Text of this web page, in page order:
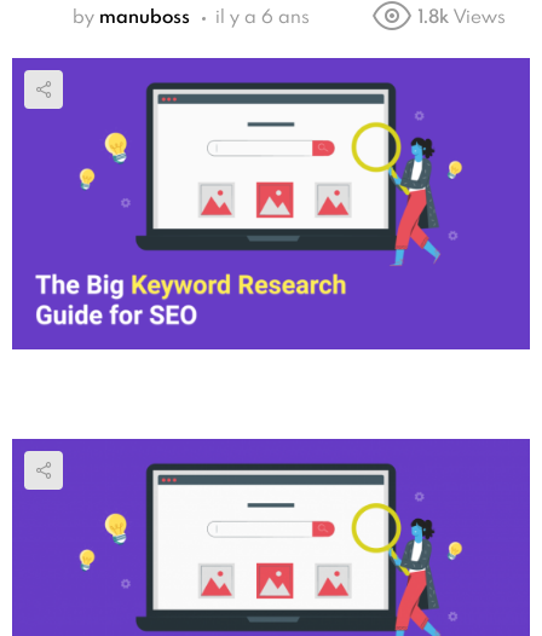
by manuboss il y a 6 ans 1.8k Views